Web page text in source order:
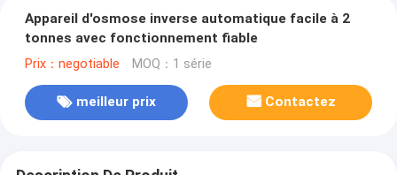
Appareil d'osmose inverse automatique facile à 2
tonnes avec fonctionnement fiable
Prix：negotiable MOQ：1 série
meilleur prix Contactez